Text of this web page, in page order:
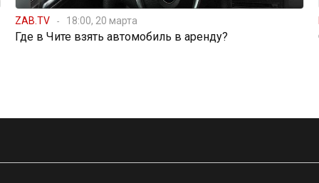
ZAB.TV 18:00, 20 марта
Где в Чите взять автомобиль в аренду?